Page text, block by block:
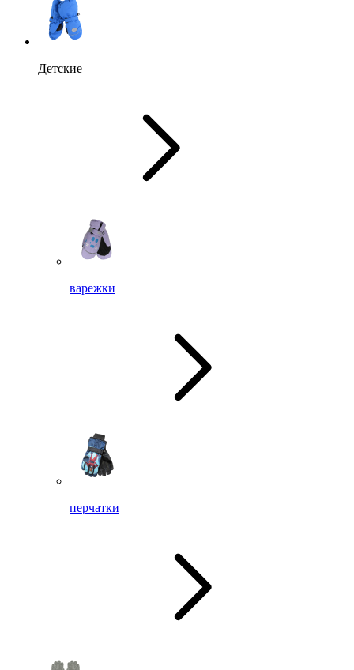
Детские
варежки
перчатки